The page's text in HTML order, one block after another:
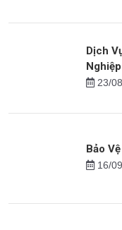
Dịch
23/
Bảo
16/